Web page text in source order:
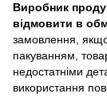
Виробник
відмовити в
замовлення,
пакуванням,
недостатніми
використання